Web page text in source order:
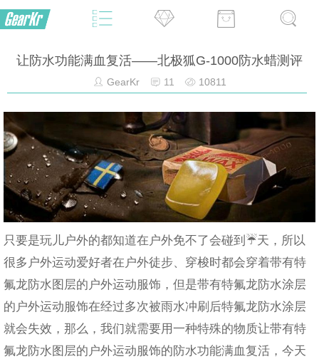
让防水功能满血复活——北极狐G-1000防水蜡测评
GearKr 11 10811
只要是玩儿户外的都知道在户外免不了会碰到☔️天，所以
很多户外运动爱好者在户外徒步、穿梭时都会穿着带有特
氟龙防水图层的户外运动服饰，但是带有特氟龙防水涂层
的户外运动服饰在经过多次被雨水冲刷后特氟龙防水涂层
就会失效，那么，我们就需要用一种特殊的物质让带有特
氟龙防水图层的户外运动服饰的防水功能满血复活，今天